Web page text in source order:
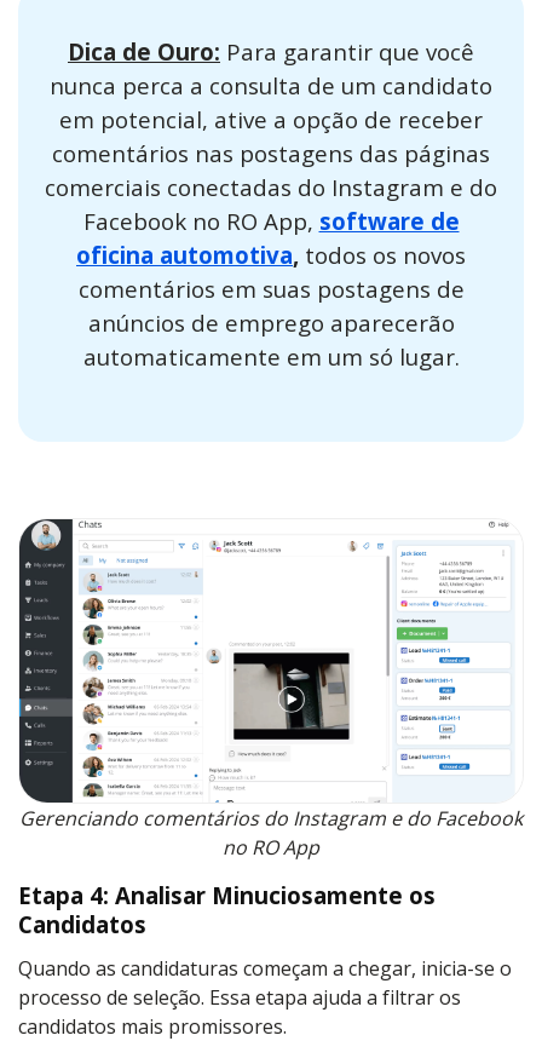
Dica de Ouro: Para garantir que você
nunca perca a consulta de um candidato
em potencial, ative a opção de receber
comentários nas postagens das páginas
comerciais conectadas do Instagram e do
Facebook no RO App, software de
oficina automotiva, todos os novos
comentários em suas postagens de
anúncios de emprego aparecerão
automaticamente em um só lugar.
Gerenciando comentários do Instagram e do Facebook
no RO App
Etapa 4: Analisar Minuciosamente os
Candidatos
Quando as candidaturas começam a chegar, inicia-se o
processo de seleção. Essa etapa ajuda a filtrar os
candidatos mais promissores.